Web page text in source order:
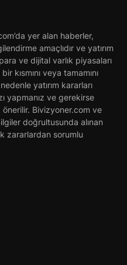
yer alan haberler,
amaçlıdır ve yatırım
ve dijital varlık piyasaları
kısmını veya tamamını
yatırım kararları
yapmanız ve gerekirse
önerilir. Bivizyoner.com ve
doğrultusunda alınan
zararlardan sorumlu